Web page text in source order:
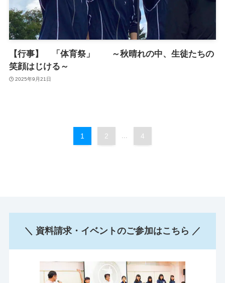
【行事】 「体育祭」 ～秋晴れの中、生徒たちの
笑顔はじける～
2025年9月21日
1 2 ... 4
＼ 資料請求・イベントのご参加はこちら ／